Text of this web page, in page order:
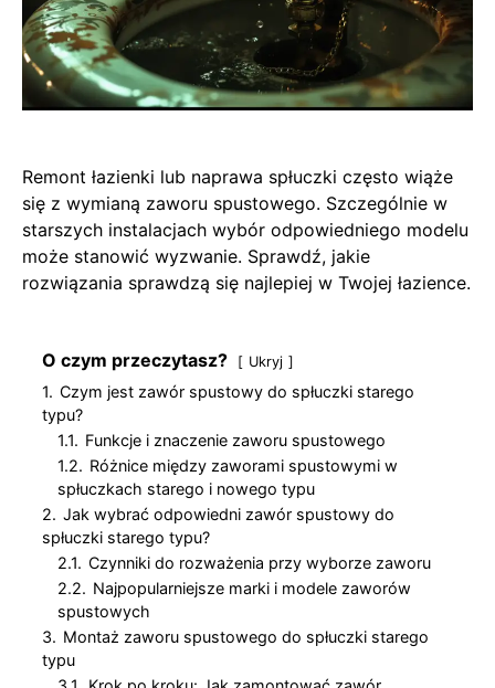
Remont łazienki lub naprawa spłuczki często wiąże
się z wymianą zaworu spustowego. Szczególnie w
starszych instalacjach wybór odpowiedniego modelu
może stanowić wyzwanie. Sprawdź, jakie
rozwiązania sprawdzą się najlepiej w Twojej łazience.
O czym przeczytasz? Ukryj
1. Czym jest zawór spustowy do spłuczki starego
typu?
1.1. Funkcje i znaczenie zaworu spustowego
1.2. Różnice między zaworami spustowymi w
spłuczkach starego i nowego typu
2. Jak wybrać odpowiedni zawór spustowy do
spłuczki starego typu?
2.1. Czynniki do rozważenia przy wyborze zaworu
2.2. Najpopularniejsze marki i modele zaworów
spustowych
3. Montaż zaworu spustowego do spłuczki starego
typu